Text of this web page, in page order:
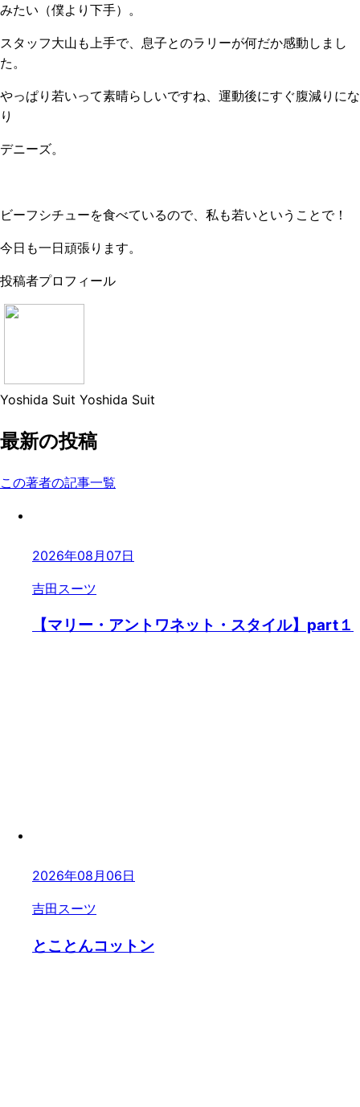
みたい（僕より下手）。
スタッフ大山も上手で、息子とのラリーが何だか感動しまし
た。
やっぱり若いって素晴らしいですね、運動後にすぐ腹減りにな
り
デニーズ。
ビーフシチューを食べているので、私も若いということで！
今日も一日頑張ります。
投稿者プロフィール
Yoshida Suit Yoshida Suit
最新の投稿
この著者の記事一覧
2026年08月07日
吉田スーツ
【マリー・アントワネット・スタイル】part１
2026年08月06日
吉田スーツ
とことんコットン